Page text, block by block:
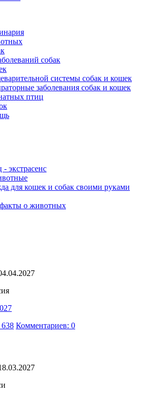
собак
системы собак и кошек
заболевания собак и кошек
птиц
экстрасенс
для кошек и собак своими руками
о животных
Комментариев: 0